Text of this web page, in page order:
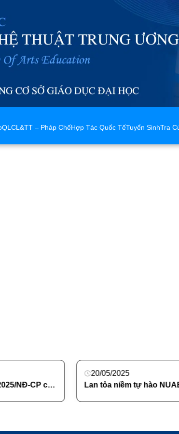
QLCL&TT – Pháp ChếHợp Tác Quốc TếTuyển SinhTra
Nghị định số 60/2025/NĐ-CP của Chính phủ: Sửa đổi, bổ sung một số điều của Nghị định số 116/2020/NĐ-CP ngày 25 tháng 9 năm 2020 của Chính phủ quy định về chính sách hỗ trợ tiền đóng học phí, chi phí sinh hoạt đối với sinh viên sư phạm
20/05/2025